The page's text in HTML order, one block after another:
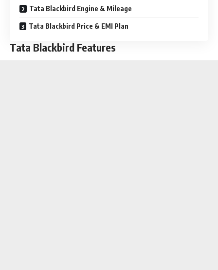
Tata Blackbird Engine & Mileage
Tata Blackbird Price & EMI Plan
Tata Blackbird Features